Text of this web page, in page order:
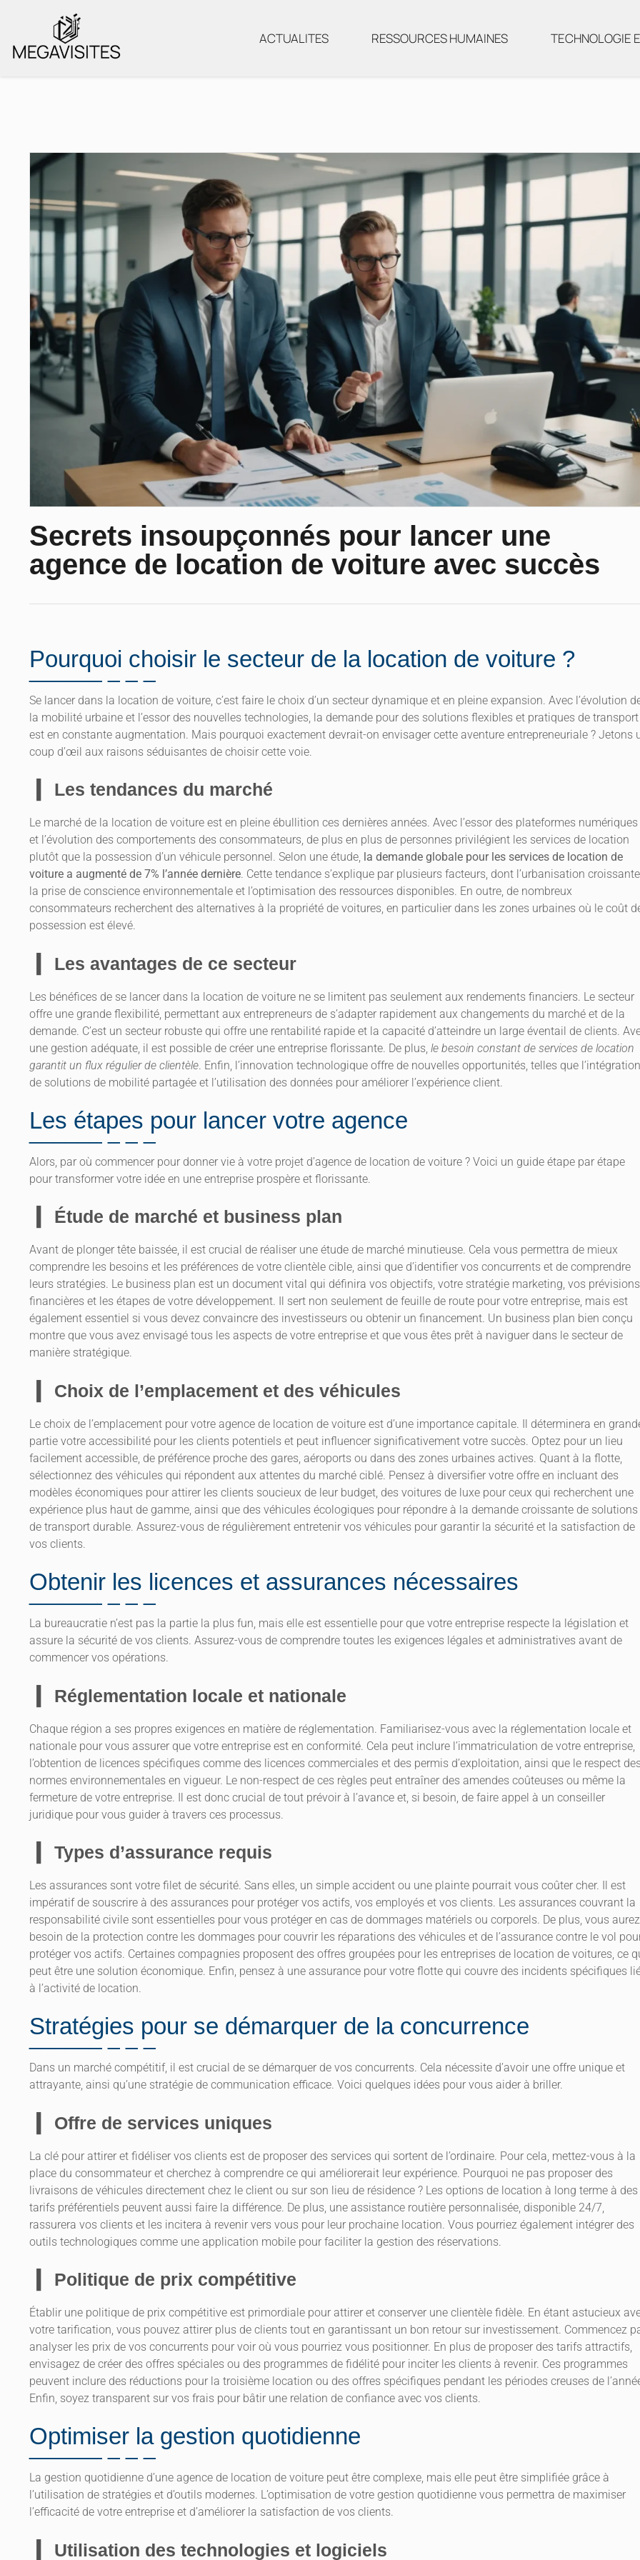
ACTUALITES RESSOURCES HUMAINES TECHNOLOGIE
Secrets insoupçonnés pour lancer une
agence de location de voiture avec succès
Pourquoi choisir le secteur de la location de voiture ?
Se lancer dans la location de voiture, c’est faire le choix d’un secteur dynamique et en pleine expansion. Avec l’évolution
la mobilité urbaine et l’essor des nouvelles technologies, la demande pour des solutions flexibles et pratiques de transport
est en constante augmentation. Mais pourquoi exactement devrait-on envisager cette aventure entrepreneuriale ? Jetons
coup d’œil aux raisons séduisantes de choisir cette voie.
Les tendances du marché
Le marché de la location de voiture est en pleine ébullition ces dernières années. Avec l’essor des plateformes numériques
et l’évolution des comportements des consommateurs, de plus en plus de personnes privilégient les services de location
plutôt que la possession d’un véhicule personnel. Selon une étude, la demande globale pour les services de location de
voiture a augmenté de 7% l’année dernière. Cette tendance s’explique par plusieurs facteurs, dont l’urbanisation
la prise de conscience environnementale et l’optimisation des ressources disponibles. En outre, de nombreux
consommateurs recherchent des alternatives à la propriété de voitures, en particulier dans les zones urbaines où le coût
possession est élevé.
Les avantages de ce secteur
Les bénéfices de se lancer dans la location de voiture ne se limitent pas seulement aux rendements financiers. Le secteur
offre une grande flexibilité, permettant aux entrepreneurs de s’adapter rapidement aux changements du marché et de la
demande. C’est un secteur robuste qui offre une rentabilité rapide et la capacité d’atteindre un large éventail de clients.
une gestion adéquate, il est possible de créer une entreprise florissante. De plus, le besoin constant de services de location
garantit un flux régulier de clientèle. Enfin, l’innovation technologique offre de nouvelles opportunités, telles que l’intégration
de solutions de mobilité partagée et l’utilisation des données pour améliorer l’expérience client.
Les étapes pour lancer votre agence
Alors, par où commencer pour donner vie à votre projet d’agence de location de voiture ? Voici un guide étape par étape
pour transformer votre idée en une entreprise prospère et florissante.
Étude de marché et business plan
Avant de plonger tête baissée, il est crucial de réaliser une étude de marché minutieuse. Cela vous permettra de mieux
comprendre les besoins et les préférences de votre clientèle cible, ainsi que d’identifier vos concurrents et de comprendre
leurs stratégies. Le business plan est un document vital qui définira vos objectifs, votre stratégie marketing, vos prévisions
financières et les étapes de votre développement. Il sert non seulement de feuille de route pour votre entreprise, mais est
également essentiel si vous devez convaincre des investisseurs ou obtenir un financement. Un business plan bien conçu
montre que vous avez envisagé tous les aspects de votre entreprise et que vous êtes prêt à naviguer dans le secteur de
manière stratégique.
Choix de l’emplacement et des véhicules
Le choix de l’emplacement pour votre agence de location de voiture est d’une importance capitale. Il déterminera en
partie votre accessibilité pour les clients potentiels et peut influencer significativement votre succès. Optez pour un lieu
facilement accessible, de préférence proche des gares, aéroports ou dans des zones urbaines actives. Quant à la flotte,
sélectionnez des véhicules qui répondent aux attentes du marché ciblé. Pensez à diversifier votre offre en incluant des
modèles économiques pour attirer les clients soucieux de leur budget, des voitures de luxe pour ceux qui recherchent une
expérience plus haut de gamme, ainsi que des véhicules écologiques pour répondre à la demande croissante de solutions
de transport durable. Assurez-vous de régulièrement entretenir vos véhicules pour garantir la sécurité et la satisfaction de
vos clients.
Obtenir les licences et assurances nécessaires
La bureaucratie n’est pas la partie la plus fun, mais elle est essentielle pour que votre entreprise respecte la législation et
assure la sécurité de vos clients. Assurez-vous de comprendre toutes les exigences légales et administratives avant de
commencer vos opérations.
Réglementation locale et nationale
Chaque région a ses propres exigences en matière de réglementation. Familiarisez-vous avec la réglementation locale et
nationale pour vous assurer que votre entreprise est en conformité. Cela peut inclure l’immatriculation de votre entreprise,
l’obtention de licences spécifiques comme des licences commerciales et des permis d’exploitation, ainsi que le respect
normes environnementales en vigueur. Le non-respect de ces règles peut entraîner des amendes coûteuses ou même la
fermeture de votre entreprise. Il est donc crucial de tout prévoir à l’avance et, si besoin, de faire appel à un conseiller
juridique pour vous guider à travers ces processus.
Types d’assurance requis
Les assurances sont votre filet de sécurité. Sans elles, un simple accident ou une plainte pourrait vous coûter cher. Il est
impératif de souscrire à des assurances pour protéger vos actifs, vos employés et vos clients. Les assurances couvrant la
responsabilité civile sont essentielles pour vous protéger en cas de dommages matériels ou corporels. De plus, vous aurez
besoin de la protection contre les dommages pour couvrir les réparations des véhicules et de l’assurance contre le vol
protéger vos actifs. Certaines compagnies proposent des offres groupées pour les entreprises de location de voitures, ce
peut être une solution économique. Enfin, pensez à une assurance pour votre flotte qui couvre des incidents spécifiques
à l’activité de location.
Stratégies pour se démarquer de la concurrence
Dans un marché compétitif, il est crucial de se démarquer de vos concurrents. Cela nécessite d’avoir une offre unique et
attrayante, ainsi qu’une stratégie de communication efficace. Voici quelques idées pour vous aider à briller.
Offre de services uniques
La clé pour attirer et fidéliser vos clients est de proposer des services qui sortent de l’ordinaire. Pour cela, mettez-vous à la
place du consommateur et cherchez à comprendre ce qui améliorerait leur expérience. Pourquoi ne pas proposer des
livraisons de véhicules directement chez le client ou sur son lieu de résidence ? Les options de location à long terme à des
tarifs préférentiels peuvent aussi faire la différence. De plus, une assistance routière personnalisée, disponible 24/7,
rassurera vos clients et les incitera à revenir vers vous pour leur prochaine location. Vous pourriez également intégrer des
outils technologiques comme une application mobile pour faciliter la gestion des réservations.
Politique de prix compétitive
Établir une politique de prix compétitive est primordiale pour attirer et conserver une clientèle fidèle. En étant astucieux
votre tarification, vous pouvez attirer plus de clients tout en garantissant un bon retour sur investissement. Commencez
analyser les prix de vos concurrents pour voir où vous pourriez vous positionner. En plus de proposer des tarifs attractifs,
envisagez de créer des offres spéciales ou des programmes de fidélité pour inciter les clients à revenir. Ces programmes
peuvent inclure des réductions pour la troisième location ou des offres spécifiques pendant les périodes creuses de
Enfin, soyez transparent sur vos frais pour bâtir une relation de confiance avec vos clients.
Optimiser la gestion quotidienne
La gestion quotidienne d’une agence de location de voiture peut être complexe, mais elle peut être simplifiée grâce à
l’utilisation de stratégies et d’outils modernes. L’optimisation de votre gestion quotidienne vous permettra de maximiser
l’efficacité de votre entreprise et d’améliorer la satisfaction de vos clients.
Utilisation des technologies et logiciels